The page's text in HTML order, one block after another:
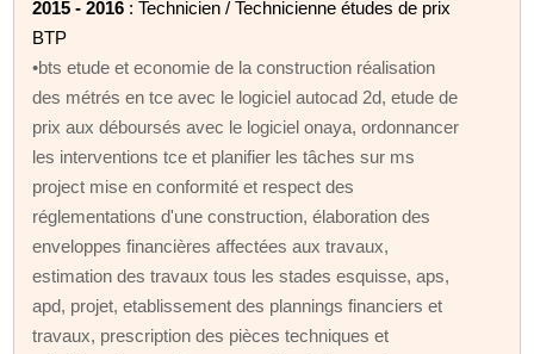
2015 - 2016 : Technicien / Technicienne études de prix
BTP
•bts etude et economie de la construction réalisation
des métrés en tce avec le logiciel autocad 2d, etude de
prix aux déboursés avec le logiciel onaya, ordonnancer
les interventions tce et planifier les tâches sur ms
project mise en conformité et respect des
réglementations d'une construction, élaboration des
enveloppes financières affectées aux travaux,
estimation des travaux tous les stades esquisse, aps,
apd, projet, etablissement des plannings financiers et
travaux, prescription des pièces techniques et